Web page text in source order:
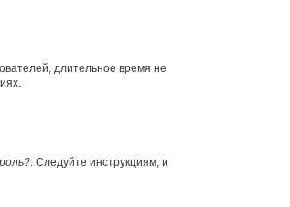
длительное время не
. Следуйте инструкциям, и